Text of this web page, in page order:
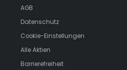
AGB
Datenschutz
Cookie-Einstellungen
Alle Aktien
Barrierefreiheit